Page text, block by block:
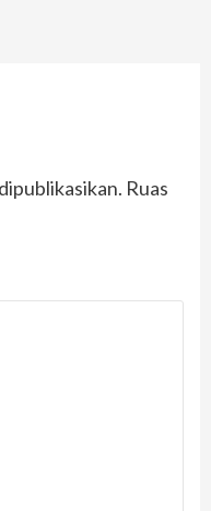
Ruas